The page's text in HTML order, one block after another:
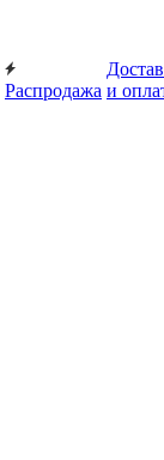
Распродажа и